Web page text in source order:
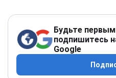
Будьте
подпишитесь
Google